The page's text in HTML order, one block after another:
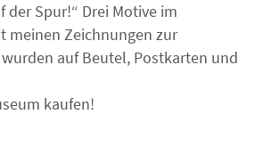
der Spur!“ Drei Motive im
meinen Zeichnungen zur
auf Beutel, Postkarten und
kaufen!